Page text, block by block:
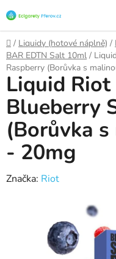
na
obsah
Domů
/ Liquidy (hotové náplně) /
BAR EDTN Salt 10ml /
Raspberry (Borůvka s
Liquid Riot
Blueberry
(Borůvka
- 20mg
Značka: Riot